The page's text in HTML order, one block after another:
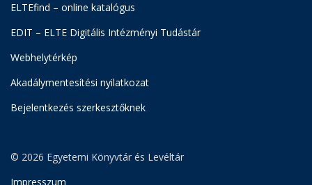
ELTEfind – online katalógus
EDIT – ELTE Digitális Intézményi Tudástár
Webhelytérkép
Akadálymentesítési nyilatkozat
Bejelentkezés szerkesztőknek
© 2026 Egyetemi Könyvtár és Levéltár
Impresszum